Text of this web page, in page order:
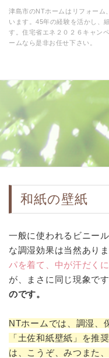
津島市のNTホームはリフォーム
います。45年の経験を活かし、
す。住宅省エネ２０２６キャン
ームなら是非お任せ下さい。
和紙の壁紙
一般に使われるビニー
な調湿効果は当然あり
パを着て、中が汗だく
が、まさに同じ現象で
のです。
NTホームでは、調湿、
「土佐和紙壁紙」を推
は、こうぞ、みつまた